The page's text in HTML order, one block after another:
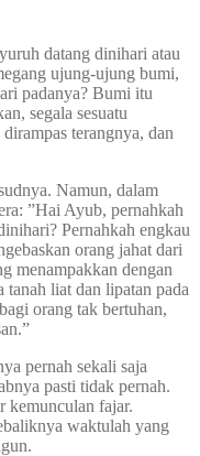
datang dinihari atau
ujung-ujung bumi,
padanya? Bumi itu
segala sesuatu
terangnya, dan
Namun, dalam
”Hai Ayub, pernahkah
Pernahkah engkau
orang jahat dari
menampakkan dengan
tanah liat dan lipatan pada
orang tak bertuhan,
pernah sekali saja
pasti tidak pernah.
kemunculan fajar.
waktulah yang